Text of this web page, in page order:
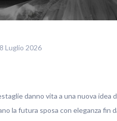
Luglio 2026
danno vita a una nuova idea
la futura sposa con eleganza fin